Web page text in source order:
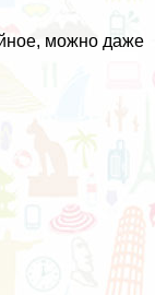
можно даже